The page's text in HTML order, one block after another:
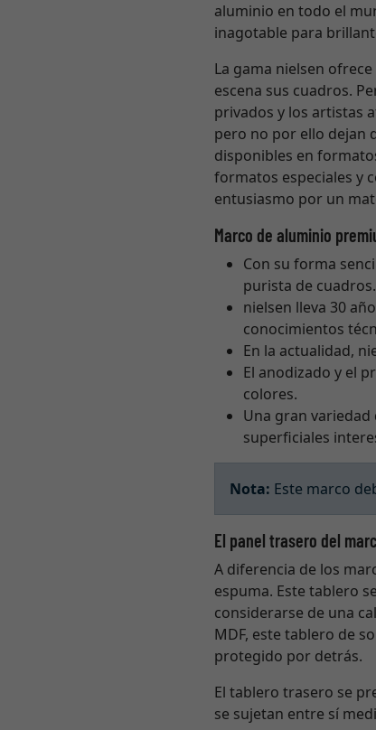
aluminio en todo el
inagotable para
La gama nielsen
escena sus cuadros.
privados y los artistas
pero no por ello dejan
disponibles en
formatos especiales y
entusiasmo por un
Marco de aluminio
Con su forma
purista de
nielsen lleva 30
conocimientos
En la actualidad,
El anodizado y el
colores.
Una gran
superficiales
Nota: Este marco
El panel trasero del
A diferencia de los
espuma. Este tablero
considerarse de una
MDF, este tablero de
protegido por detrás.
El tablero trasero se
se sujetan entre sí